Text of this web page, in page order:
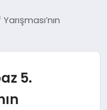
5.